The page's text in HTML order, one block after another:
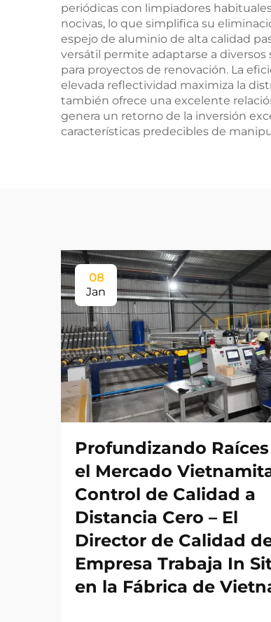
periódicas con limpiadores
nocivas, lo que simplifica su
espejo de aluminio de alta calidad
versátil permite adaptarse a
para proyectos de renovación. La
elevada reflectividad maximiza la
también ofrece una excelente
genera un retorno de la inversión
características predecibles de
08
Jan
Profundizando
el Mercado
Control de Calidad a
Distancia Cero – El
Director de Calidad
Empresa Trabaja In
en la Fábrica de